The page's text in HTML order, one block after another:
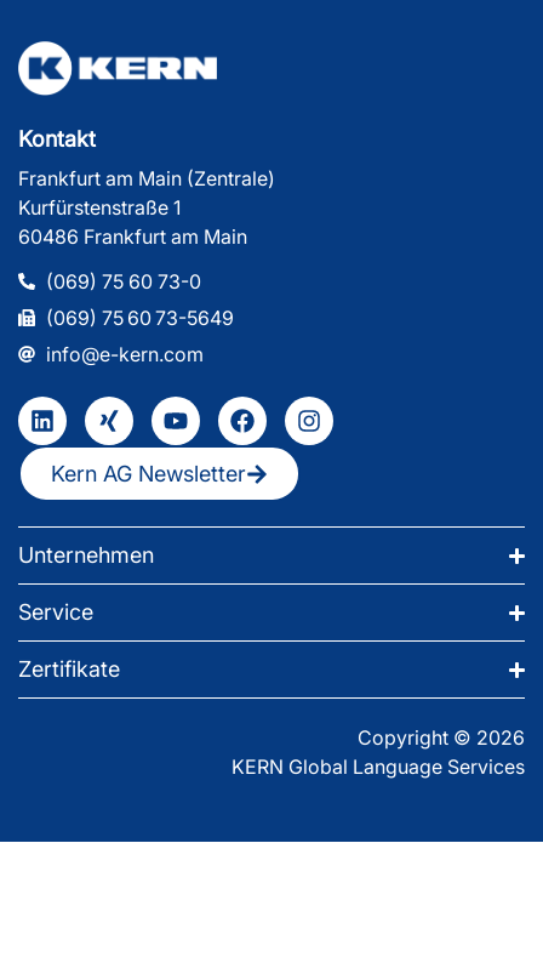
Kontakt
Frankfurt am Main (Zentrale)
Kurfürstenstraße 1
60486 Frankfurt am Main
(069) 75 60 73-0
(069) 75 60 73-5649
info@e-kern.com
Kern AG Newsletter
Unternehmen
Service
Zertifikate
Copyright © 2026
KERN Global Language Services